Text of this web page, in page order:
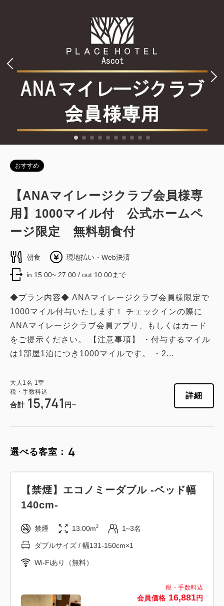
会員価格 13,366円
大人1 名1室
税・手数料込
14,070
ダブルサイズ / 幅131-150cm×1
Wi-Fiあり（無料）
残り1室 詳細 今すぐ予約
おすすめ
【ANAマイレージクラブ会員様専
用】1000マイル付 公式ホームペ
ージ限定 無料朝食付
朝食 現地払い・Web決済
in 15:00~ 27:00 / out 10:00まで
◆プラン内容◆ ANAマイレージクラブ会員様限定で
1000マイル付与いたします！ チェックインの際に
ANAマイレージクラブ会員アプリ、もしくはカード
をご提示ください。 【注意事項】 ・付与するマイル
は1部屋1泊につき1000マイルです。 ・2...
大人 1名 1室
税・手数料込
合計 15,741 円~
詳細
選べる客室： 4
税・手数料込
会員価格 16,881円
【禁煙】エコノミーダブル -ベッド幅
140cm-
禁煙 13.00m2 1~3名
ダブルサイズ / 幅131-150cm×1
Wi-Fiあり（無料）